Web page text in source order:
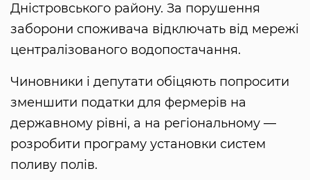
Дністровського району. За порушення
заборони споживача відключать від мережі
централізованого водопостачання.
Чиновники і депутати обіцяють попросити
зменшити податки для фермерів на
державному рівні, а на регіональному —
розробити програму установки систем
поливу полів.